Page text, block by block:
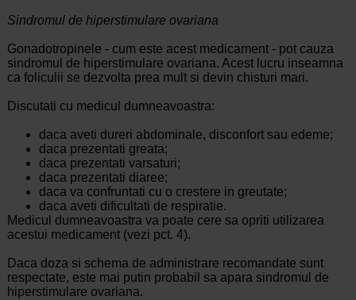
Sindromul de hiperstimulare ovariana
Gonadotropinele - cum este acest medicament - pot cauza
sindromul de hiperstimulare ovariana. Acest lucru inseamna
ca foliculii se dezvolta prea mult si devin chisturi mari.
Discutati cu medicul dumneavoastra:
daca aveti dureri abdominale, disconfort sau edeme;
daca prezentati greata;
daca prezentati varsaturi;
daca prezentati diaree;
daca va confruntati cu o crestere in greutate;
daca aveti dificultati de respiratie.
Medicul dumneavoastra va poate cere sa opriti utilizarea
acestui medicament (vezi pct. 4).
Daca doza si schema de administrare recomandate sunt
respectate, este mai putin probabil sa apara sindromul de
hiperstimulare ovariana.